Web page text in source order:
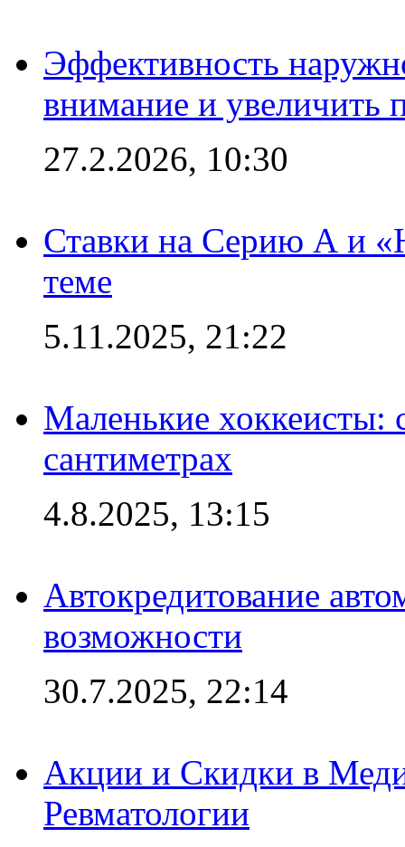
Эффективность
внимание и увеличить
27.2.2026, 10:30
Ставки на Серию А и
теме
5.11.2025, 21:22
Маленькие хоккеисты:
сантиметрах
4.8.2025, 13:15
Автокредитование
возможности
30.7.2025, 22:14
Акции и Скидки в
Ревматологии